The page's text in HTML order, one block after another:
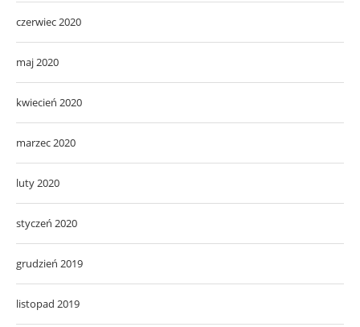
czerwiec 2020
maj 2020
kwiecień 2020
marzec 2020
luty 2020
styczeń 2020
grudzień 2019
listopad 2019